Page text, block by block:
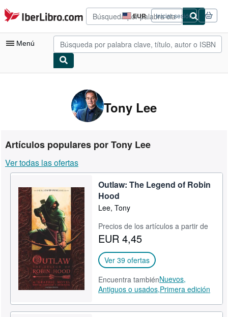
Pasar al contenido principal
IberLibro.com EUR
Preferencias
de
compra
del
Iniciar sesión
Menú
Consultar mis pedidos
Búsqueda avanzada
Libros antiguos
Arte y coleccionismo
Vendedores
Comenzar a vender
Ayuda
CERRAR
Tony Lee
Artículos populares por Tony Lee
Ver todas las ofertas
Outlaw: The Legend of Robin
Hood
Lee, Tony
Precios de los artículos a partir de
EUR 4,45
Ver 39 ofertas
Encuentra tambiénNuevos,
Antiguos o usados,Primera edición